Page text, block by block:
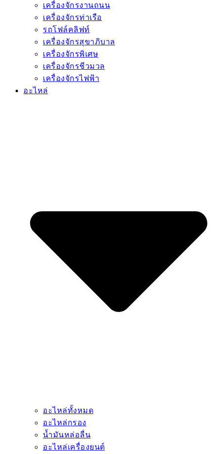
เครื่องจักรงานถนน
เครื่องจักรท่าเรือ
รถโฟล์คลิฟท์
เครื่องจักรสุขาภิบาล
เครื่องจักรพิเศษ
เครื่องจักรชีวมวล
เครื่องจักรไฟฟ้า
อะไหล่
อะไหล่ทั้งหมด
อะไหล่กรอง
น้ำมันหล่อลื่น
อะไหล่เครื่องยนต์